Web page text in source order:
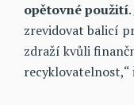
opětovnépoužití
zrevidovat balicí
zdraží kvůli
recyklovatelnost,“